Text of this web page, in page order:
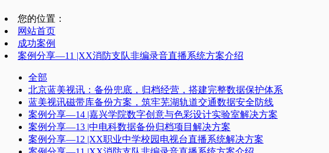
您的位置：
网站首页
成功案例
案例分享—11 |XX消防支队非编录音直播系统方案介绍
全部
北京蓝美视讯：备份兜底，归档经营，搭建完整数据保护体系
蓝美视讯磁带库备份方案，筑牢芜湖轨道交通数据安全防线
案例分享—14 |嘉兴学院数字创意与色彩设计实验室解决方案
案例分享—13 |中电科数据备份归档项目解决方案
案例分享—12 |XX职业中学校园电视台直播系统解决方案